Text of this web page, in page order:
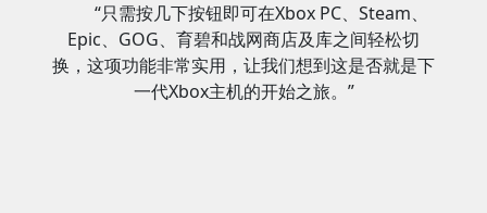
“只需按几下按钮即可在Xbox PC、Steam、
Epic、GOG、育碧和战网商店及库之间轻松切
换，这项功能非常实用，让我们想到这是否就是下
一代Xbox主机的开始之旅。”